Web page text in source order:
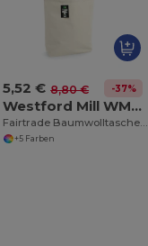
5,52 € 8,80 € -37%
Westford Mill WM671
Fairtrade Baumwolltasche Camden
+5 Farben